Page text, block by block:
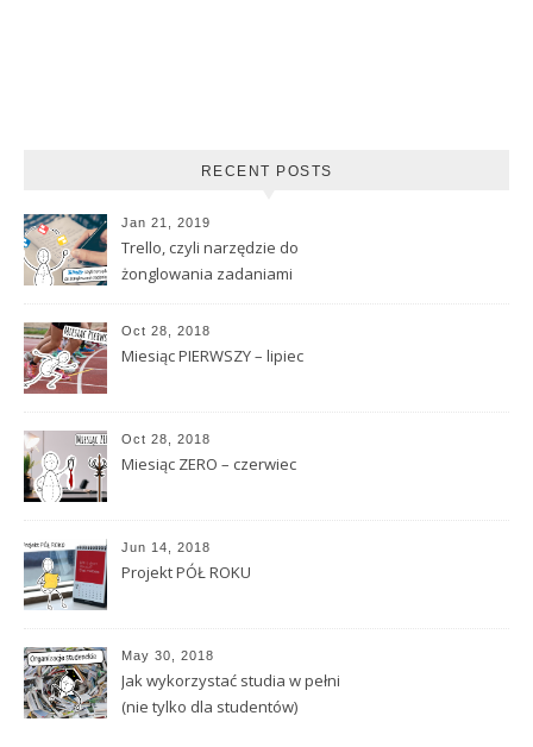
RECENT POSTS
Jan 21, 2019
Trello, czyli narzędzie do
żonglowania zadaniami
Oct 28, 2018
Miesiąc PIERWSZY – lipiec
Oct 28, 2018
Miesiąc ZERO – czerwiec
Jun 14, 2018
Projekt PÓŁ ROKU
May 30, 2018
Jak wykorzystać studia w pełni
(nie tylko dla studentów)